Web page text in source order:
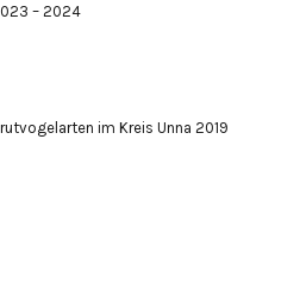
– 2024
im Kreis Unna 2019